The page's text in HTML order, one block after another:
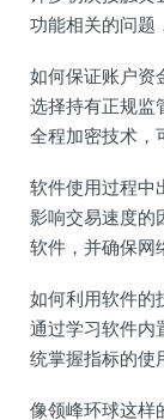
功能相关的问题
如何保证账户资
选择持有正规监
全程加密技术，
软件使用过程中
影响交易速度的
软件，并确保网
如何利用软件的
通过学习软件内
统掌握指标的使
像领峰环球这样